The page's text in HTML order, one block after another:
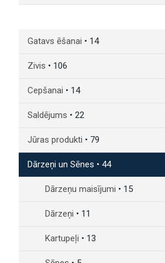
Gatavs ēšanai • 14
Zivis • 106
Cepšanai • 14
Saldējums • 22
Jūras produkti • 79
Dārzeņi un Sēnes • 44
Dārzeņu maisījumi • 15
Dārzeņi • 11
Kartupeļi • 13